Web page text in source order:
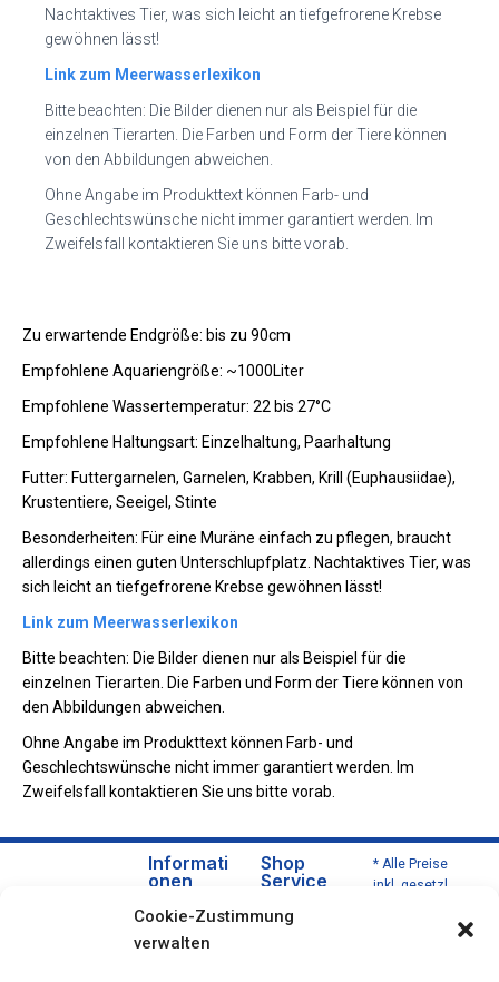
Cookie-Zustimmung
verwalten
Nachtaktives Tier, was sich leicht an tiefgefrorene Krebse
gewöhnen lässt!
Link zum Meerwasserlexikon
Bitte beachten: Die Bilder dienen nur als Beispiel für die
einzelnen Tierarten. Die Farben und Form der Tiere können
von den Abbildungen abweichen.
Ohne Angabe im Produkttext können Farb- und
Geschlechtswünsche nicht immer garantiert werden. Im
Zweifelsfall kontaktieren Sie uns bitte vorab.
Zu erwartende Endgröße: bis zu 90cm
Empfohlene Aquariengröße: ~1000Liter
Empfohlene Wassertemperatur: 22 bis 27°C
Empfohlene Haltungsart: Einzelhaltung, Paarhaltung
Futter: Futtergarnelen, Garnelen, Krabben, Krill (Euphausiidae),
Krustentiere, Seeigel, Stinte
Besonderheiten: Für eine Muräne einfach zu pflegen, braucht
allerdings einen guten Unterschlupfplatz. Nachtaktives Tier, was
sich leicht an tiefgefrorene Krebse gewöhnen lässt!
Link zum Meerwasserlexikon
Bitte beachten: Die Bilder dienen nur als Beispiel für die
einzelnen Tierarten. Die Farben und Form der Tiere können von
den Abbildungen abweichen.
Ohne Angabe im Produkttext können Farb- und
Geschlechtswünsche nicht immer garantiert werden. Im
Zweifelsfall kontaktieren Sie uns bitte vorab.
Informati
onen
uns
Daten
Shop
Service
* Alle Preise
inkl. gesetzl.